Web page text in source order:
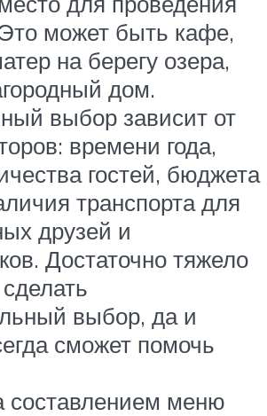
может быть кафе,
на берегу озера,
дом.
выбор зависит от
времени года,
гостей, бюджета
транспорта для
друзей и
Достаточно тяжело
выбор, да и
сможет помочь
составлением меню